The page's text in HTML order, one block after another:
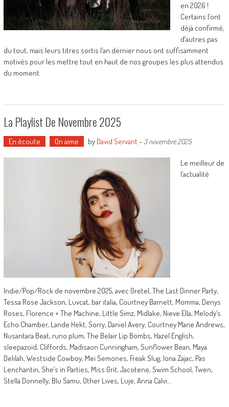
en 2026 !
Certains l’ont
déjà confirmé,
d’autres pas
du tout, mais leurs titres sortis l’an dernier nous ont suffisamment
motivés pour les mettre tout en haut de nos groupes les plus attendus
du moment.
La Playlist De Novembre 2025
En écoute On aime by David Servant- 3 novembre 2025
Le meilleur de
l’actualité
Indie/Pop/Rock de novembre 2025, avec Gretel, The Last Dinner Party,
Tessa Rose Jackson, Luvcat, bar italia, Courtney Barnett, Momma, Denys
Roses, Florence + The Machine, Little Simz, Midlake, Nieve Ella, Melody’s
Echo Chamber, Lande Hekt, Sorry, Daniel Avery, Courtney Marie Andrews,
Nusantara Beat, runo plum, The Belair Lip Bombs, Hazel English,
sleepazoid, Cliffords, Madisaon Cunningham, Sunflower Bean, Maya
Delilah, Westside Cowboy, Mei Semones, Freak Slug, Iona Zajac, Pas
Lenchantin, She’s in Parties, Miss Grit, Jacotene, Swim School, Twen,
Stella Donnelly, Blu Samu, Other Lives, Luje, Anna Calvi…